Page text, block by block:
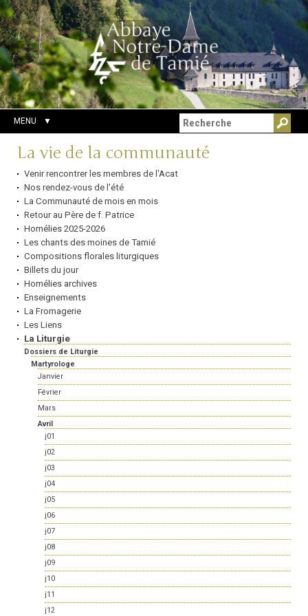
Aller
au
contenu.
|
Aller
à
la
navigation
Outils
personnels
Chercher par
Recherche
avancée…
MENU
Navigation
La vie de la communauté
Venir rencontrer les membres de l'Acat
Nos rendez-vous de l'été
La Communauté de mois en mois
Retour au Père de f. Patrice
Homélies 2025-2026
Les chants des moines de Tamié
Compositions florales liturgiques
Billets du jour
Homélies archives
Enseignements
La Fromagerie
Les Liens
La Liturgie
Dossiers de Liturgie
Martyrologe
Janvier
Février
Mars
Avril
j01
j02
j03
j04
j05
j06
j07
j08
j09
j10
j11
j12